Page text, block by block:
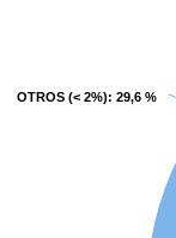
OTROS (< 2%): 29,6 %
OTROS (< 2%): 29,6 %